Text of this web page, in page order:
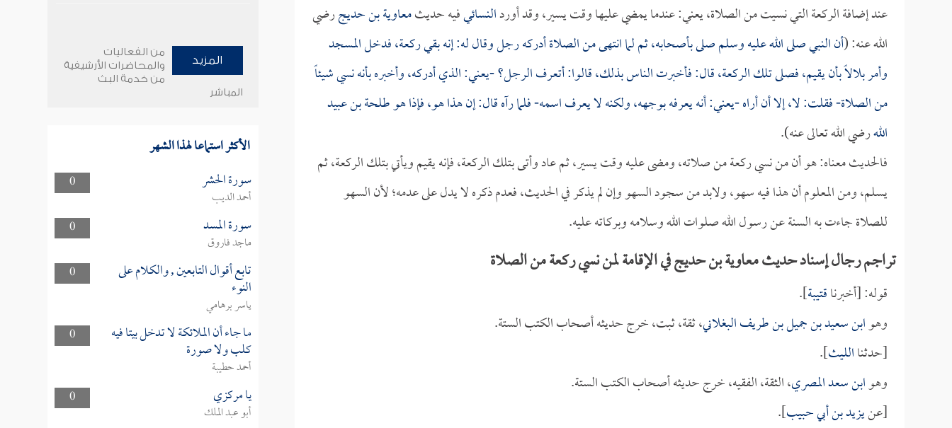
عند إضافة الركعة التي نسيت من الصلاة، يعني: عندما يمضي عليها وقت يسير، وقد أوردالنسائيفيه حديثمعاوية بن حديجرضي
الله عنه: (أن النبي صلى الله عليه وسلم صلى بأصحابه، ثم لما انتهى من الصلاة أدركه رجل وقال له: إنه بقي ركعة، فدخل المسجد
وأمربلالاًبأن يقيم، فصلى تلك الركعة، قال: فأخبرت الناس بذلك، قالوا: أتعرف الرجل؟ -يعني: الذي أدركه، وأخبره بأنه نسي شيئاً
من الصلاة- فقلت: لا، إلا أن أراه -يعني: أنه يعرفه بوجهه، ولكنه لا يعرف اسمه- فلما رآه قال: إن هذا هو، فإذا هوطلحة بن عبيد
اللهرضي الله تعالى عنه).
فالحديث معناه: هو أن من نسي ركعة من صلاته، ومضى عليه وقت يسير، ثم عاد وأتى بتلك الركعة، فإنه يقيم ويأتي بتلك الركعة، ثم
يسلم، ومن المعلوم أن هذا فيه سهو، ولابد من سجود السهو وإن لم يذكر في الحديث، فعدم ذكره لا يدل على عدمه؛ لأن السهو
للصلاة جاءت به السنة عن رسول الله صلوات الله وسلامه وبركاته عليه.
تراجم رجال إسناد حديث معاوية بن حديج في الإقامة لمن نسي ركعة من الصلاة
قوله: [أخبرناقتيبة].
وهوابن سعيد بن جميل بن طريف البغلاني، ثقة، ثبت، خرج حديثه أصحاب الكتب الستة.
[حدثناالليث].
وهوابن سعد المصري، الثقة، الفقيه، خرج حديثه أصحاب الكتب الستة.
[عنيزيد بن أبي حبيب].
المزيد
من الفعاليات
والمحاضرات الأرشيفية
من خدمة البث
المباشر
الأكثر استماعا لهذا الشهر
0 سورة الحشر
أحمد الديب
0
سورة المسد
ماجد فاروق
0
تابع أقوال التابعين , والكلام على
النوء
ياسر برهامي
0
ما جاء أن الملائكة لا تدخل بيتا فيه
كلب ولا صورة
أحمد حطيبة
0
يا مركزي
أبو عبد الملك